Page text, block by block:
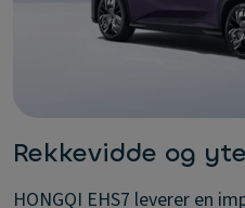
Rekkevidde og
HONGQI EHS7 leverer en